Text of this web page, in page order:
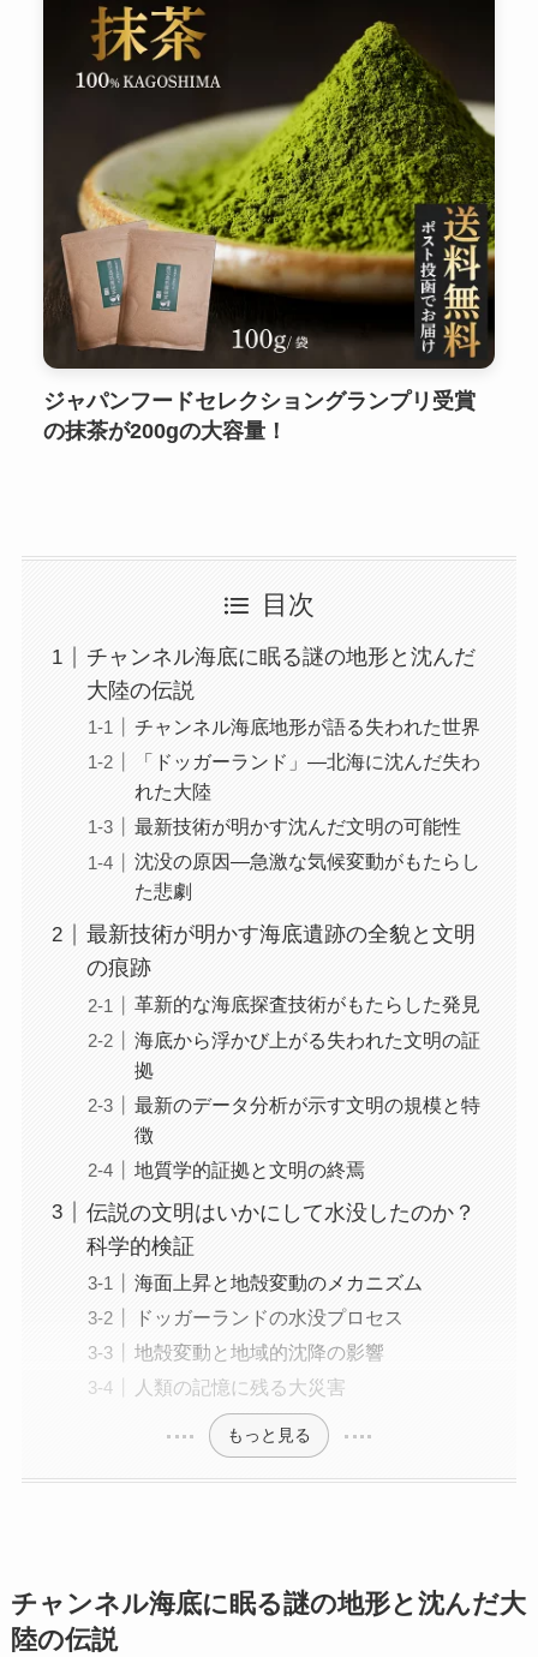
ジャパンフードセレクショングランプリ受賞
の抹茶が200gの大容量！
目次
チャンネル海底に眠る謎の地形と沈んだ
大陸の伝説
チャンネル海底地形が語る失われた世界
「ドッガーランド」—北海に沈んだ失わ
れた大陸
最新技術が明かす沈んだ文明の可能性
沈没の原因—急激な気候変動がもたらし
た悲劇
最新技術が明かす海底遺跡の全貌と文明
の痕跡
革新的な海底探査技術がもたらした発見
海底から浮かび上がる失われた文明の証
拠
最新のデータ分析が示す文明の規模と特
徴
地質学的証拠と文明の終焉
伝説の文明はいかにして水没したのか？
科学的検証
海面上昇と地殻変動のメカニズム
ドッガーランドの水没プロセス
地殻変動と地域的沈降の影響
人類の記憶に残る大災害
もっと見る
チャンネル海底に眠る謎の地形と沈んだ大
陸の伝説